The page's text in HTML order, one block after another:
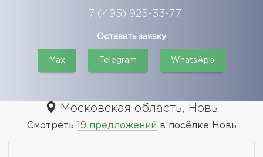
+7 (495) 925-33-77
Оставить заявку
Max Telegram WhatsApp
Московская область, Новь
Смотреть 19 предложений в посёлке Новь